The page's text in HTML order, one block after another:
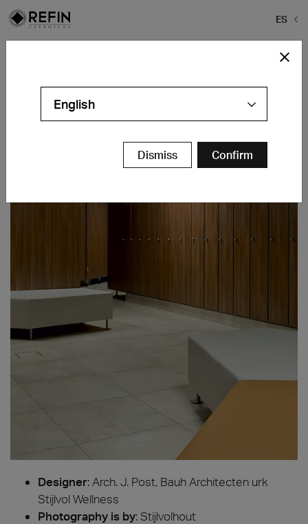
ES
Valkenburg - NL
Designer: Arch. J. Post, Bauh Architecten urk
Stijlvol Wellness
Photography is by: Stijlvolhout
English
Dismiss Confirm